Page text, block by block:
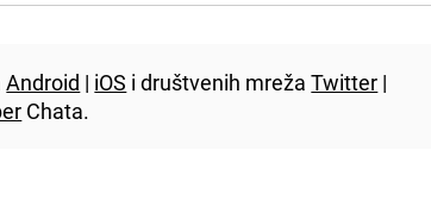
Android | iOS i društvenih mrežaTwitter |
Chata.